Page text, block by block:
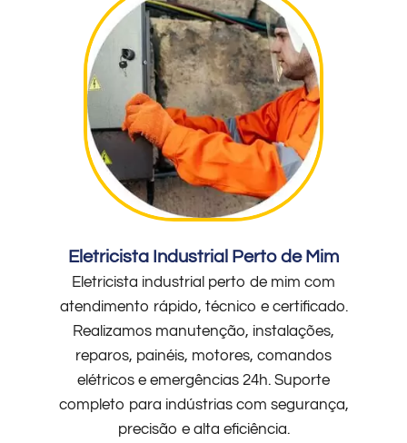
Eletricista Industrial Perto de Mim
Eletricista industrial perto de mim com
atendimento rápido, técnico e certificado.
Realizamos manutenção, instalações,
reparos, painéis, motores, comandos
elétricos e emergências 24h. Suporte
completo para indústrias com segurança,
precisão e alta eficiência.